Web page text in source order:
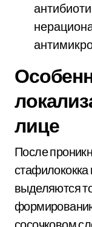
лице
После
выделяются